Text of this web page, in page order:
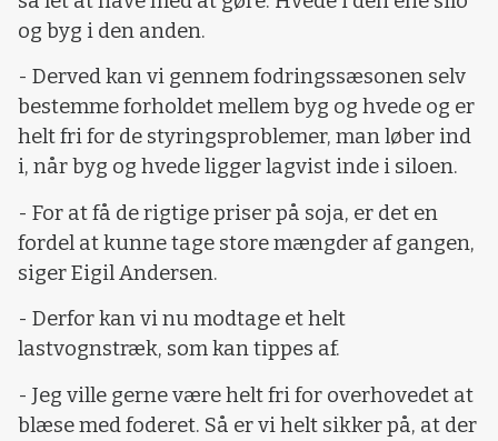
og byg i den anden.
- Derved kan vi gennem fodringssæsonen selv
bestemme forholdet mellem byg og hvede og er
helt fri for de styringsproblemer, man løber ind
i, når byg og hvede ligger lagvist inde i siloen.
- For at få de rigtige priser på soja, er det en
fordel at kunne tage store mængder af gangen,
siger Eigil Andersen.
- Derfor kan vi nu modtage et helt
lastvognstræk, som kan tippes af.
- Jeg ville gerne være helt fri for overhovedet at
blæse med foderet. Så er vi helt sikker på, at der